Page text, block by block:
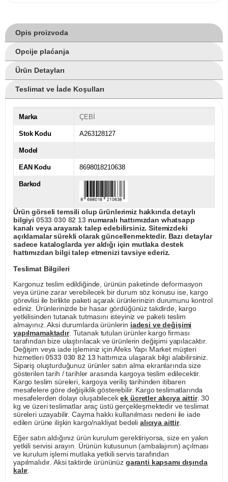
Opis proizvoda
Opcije plaćanja
Ürün Detayları
Teslimat ve İade Koşulları
Marka ÇEBİ
Stok Kodu A263128127
Model
EAN Kodu 8698018210638
Barkod
Ürün görseli temsili olup ürünlerimiz hakkında detaylı
bilgiyi 0533 030 82 13numaralı hattımızdan whatsapp
kanalı veya arayarak talep edebilirsiniz. Sitemizdeki
açıklamalar sürekli olarak güncellenmektedir. Bazı detaylar
sadece kataloglarda yer aldığı için mutlaka destek
hattımızdan bilgi talep etmenizi tavsiye ederiz.
Teslimat Bilgileri
Kargonuz teslim edildiğinde, ürünün paketinde deformasyon
veya ürüne zarar verebilecek bir durum söz konusu ise, kargo
görevlisi ile birlikte paketi açarak ürünlerinizin durumunu kontrol
ediniz. Ürünlerinizde bir hasar gördüğünüz takdirde, kargo
yetkilisinden tutanak tutmasını isteyiniz ve paketi teslim
almayınız. Aksi durumlarda ürünlerin iadesi ve değişimi
yapılmamaktadır. Tutanak tutulan ürünler kargo firması
tarafından bize ulaştırılacak ve ürünlerin değişimi yapılacaktır.
Değişim veya iade işleminiz için Afeks Yapı Market müşteri
hizmetleri0533 030 82 13hattımıza ulaşarak bilgi alabilirsiniz.
Sipariş oluşturduğunuz ürünler satın alma ekranlarında size
gösterilen tarih / tarihler arasında kargoya teslim edilecektir.
Kargo teslim süreleri, kargoya veriliş tarihinden itibaren
mesafelere göre değişiklik gösterebilir. Kargo teslimatlarında
mesafelerden dolayı oluşabilecekek ücretler alıcıya aittir. 30
kg ve üzeri teslimatlar araç üstü gerçekleşmektedir ve teslimat
süreleri uzayabilir. Cayma hakkı kullanılması nedeni ile iade
edilen ürüne ilişkin kargo/nakliyat bedeli alıcıya aittir.
Eğer satın aldığınız ürün kurulum gerektiriyorsa, size en yakın
yetkili servisi arayın. Ürünün kutusunun (ambalajının) açılması
ve kurulum işlemi mutlaka yetkili servis tarafından
yapılmalıdır. Aksi taktirde ürününüz garanti kapsamı dışında
kalır.